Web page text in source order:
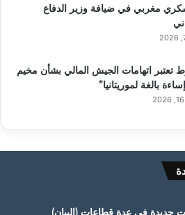
مغربي في ضيافة وزير الدفاع
تعتبر اتهامات الجيش المالي بشأن مخيم
بالغة لموريتانيا”
جديدة في عدة قطاعات (البيان)